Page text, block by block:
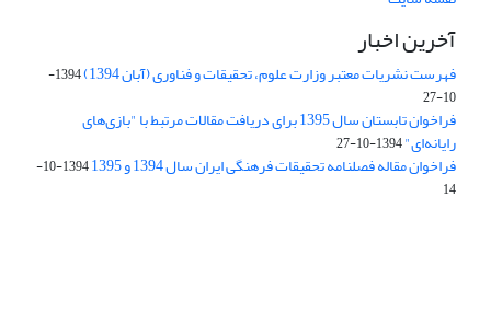
آخرین اخبار
فهرست نشریات معتبر وزارت علوم، تحقیقات و فناوری (آبان 1394)
1394-
10-27
فراخوان تابستان سال 1395 برای دریافت مقالات مرتبط با "بازی‌های
رایانه‌ای"1394-10-27
فراخوان مقاله فصلنامه تحقیقات فرهنگی ایران سال 1394 و 1395
1394-10-
14